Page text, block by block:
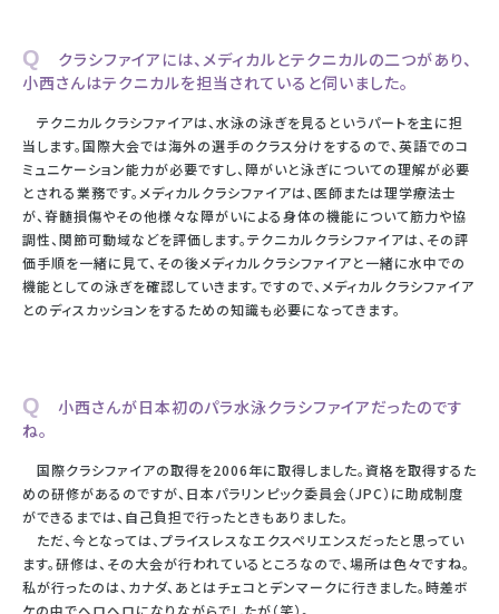
Q クラシファイアには、メディカルとテクニカルの二つがあり、
小西さんはテクニカルを担当されていると伺いました。
テクニカルクラシファイアは、水泳の泳ぎを見るというパートを主に担
当します。国際大会では海外の選手のクラス分けをするので、英語でのコ
ミュニケーション能力が必要ですし、障がいと泳ぎについての理解が必要
とされる業務です。メディカルクラシファイアは、医師または理学療法士
が、脊髄損傷やその他様々な障がいによる身体の機能について筋力や協
調性、関節可動域などを評価します。テクニカルクラシファイアは、その評
価手順を一緒に見て、その後メディカルクラシファイアと一緒に水中での
機能としての泳ぎを確認していきます。ですので、メディカルクラシファイア
とのディスカッションをするための知識も必要になってきます。
Q 小西さんが日本初のパラ水泳クラシファイアだったのです
ね。
国際クラシファイアの取得を2006年に取得しました。資格を取得するた
めの研修があるのですが、日本パラリンピック委員会（JPC）に助成制度
ができるまでは、自己負担で行ったときもありました。
ただ、今となっては、プライスレスなエクスペリエンスだったと思ってい
ます。研修は、その大会が行われているところなので、場所は色々ですね。
私が行ったのは、カナダ、あとはチェコとデンマークに行きました。時差ボ